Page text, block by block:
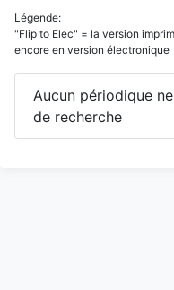
Légende:
"Flip to Elec" = la version
encore en version électronique
Aucun périodique
de recherche